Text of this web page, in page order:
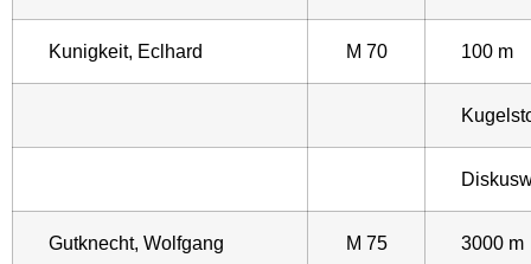
Kunigkeit, Eclhard M 70 100 m
Gutknecht, Wolfgang M 75 3000 m